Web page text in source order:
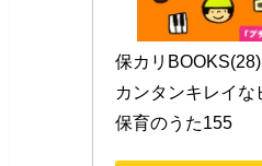
保カリ
カンタンキレイな
保育のうた155